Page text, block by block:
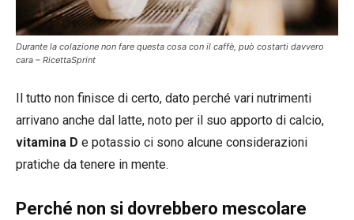
Durante la colazione non fare questa cosa con il caffè, può costarti davvero
cara – RicettaSprint
Il tutto non finisce di certo, dato perché vari nutrimenti
arrivano anche dal latte, noto per il suo apporto di calcio,
vitamina D e potassio ci sono alcune considerazioni
pratiche da tenere in mente.
Perché non si dovrebbero mescolare